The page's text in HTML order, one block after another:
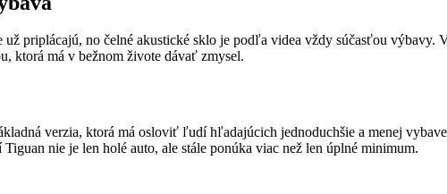
už priplácajú, no čelné akustické sklo je podľa videa vždy súčasťou výbavy.
ktorá má v bežnom živote dávať zmysel.
verzia, ktorá má osloviť ľudí hľadajúcich jednoduchšie a menej
nie je len holé auto, ale stále ponúka viac než len úplné minimum.